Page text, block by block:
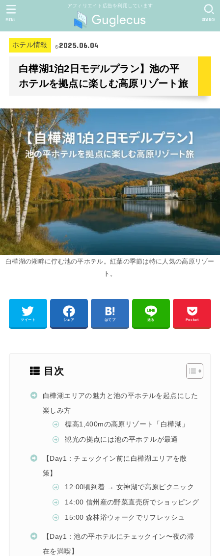
アフィリエイト広告を利用しています
SEARCH
MENU
ホテル情報 2025.06.04
白樺湖1泊2日モデルプラン】池の平
ホテルを拠点に楽しむ高原リゾート旅
白樺湖の湖畔に佇む池の平ホテル。紅葉の季節は特に人気の高原リゾー
ト。
ツイート シェア はてブ 送る Pocket
目次
白樺湖エリアの魅力と池の平ホテルを起点にした
楽しみ方
標高1,400mの高原リゾート「白樺湖」
観光の拠点には池の平ホテルが最適
【Day1：チェックイン前に白樺湖エリアを散
策】
12:00頃到着 → 女神湖で高原ピクニック
14:00 信州産の野菜直売所でショッピング
15:00 森林浴ウォークでリフレッシュ
【Day1：池の平ホテルにチェックイン〜夜の滞
在を満喫】